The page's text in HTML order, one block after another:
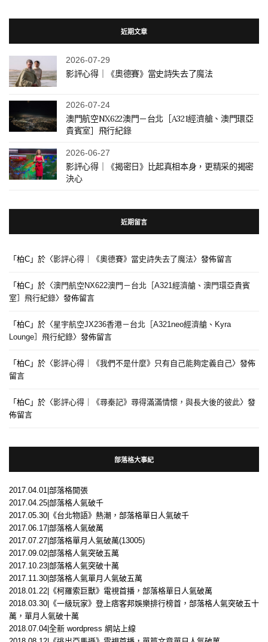
近期文章
2026-07-29
影評心得｜《奧德賽》當史詩失去了魔法
2026-07-24
澳門航空NX622澳門－台北［A321經濟艙、澳門環亞
貴賓室］飛行紀錄
2026-06-27
影評心得｜《揭密日》比起真相本身，更精采的揭密
決心
近期留言
「柏C 」於〈影評心得｜《奧德賽》當史詩失去了魔法〉發佈留言
「柏C 」於〈澳門航空NX622澳門－台北［A321經濟艙、澳門環亞貴賓
室］飛行紀錄〉發佈留言
「柏C 」於〈星宇航空JX236香港－台北［A321neo經濟艙、Kyra
Lounge］飛行紀錄〉發佈留言
「柏C 」於〈影評心得｜《我們不是什麼》只有自己能夠定義自己〉發佈
留言
「柏C 」於〈影評心得｜《尋秦記》尋得滿滿情懷，與長大後的彼此〉發
佈留言
部落格大事紀
2017.04.01|部落格開張
2017.04.25|部落格人氣破千
2017.05.30|《台北物語》熱潮，部落格單日人氣破千
2017.06.17|部落格人氣破萬
2017.07.27|部落格單月人氣破萬(13005)
2017.09.02|部落格人氣突破五萬
2017.10.23|部落格人氣突破十萬
2017.11.30|部落格人氣單月人氣破五萬
2018.01.22|《柯羅索巨獸》電視首播，部落格單日人氣破萬
2018.03.30|《一級玩家》登上痞客邦娛樂排行榜首，部落格人氣突破五十
萬，單月人氣破十萬
2018.07.04|全新 wordpress 網站上線